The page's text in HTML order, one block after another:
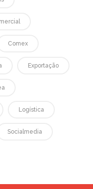
Comex
Exportação
Logística
Socialmedia